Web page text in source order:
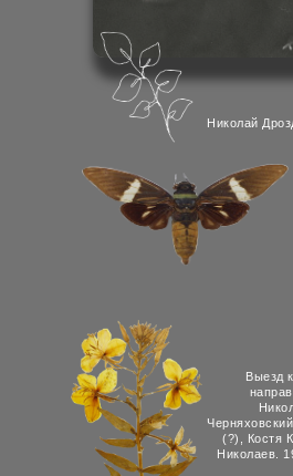
Николай
Выезд
(?), Костя
Николаев.
Николай Дроздов в
Государственного
музея «Познай себя —